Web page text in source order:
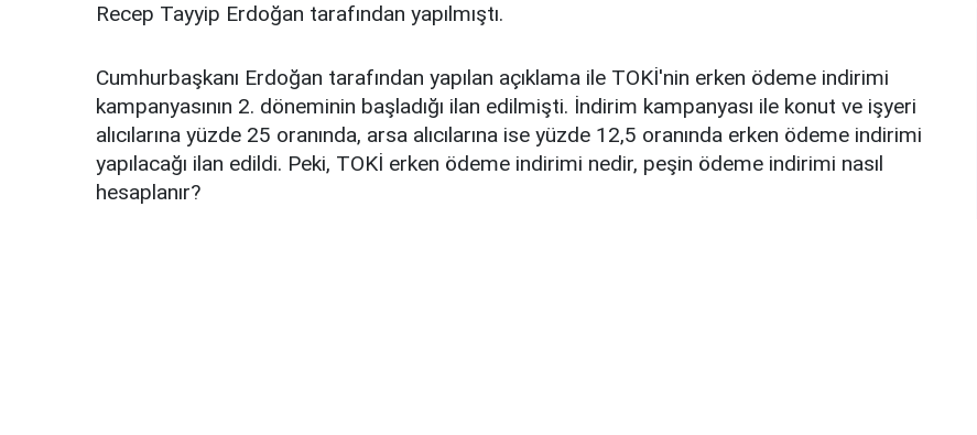
Recep Tayyip Erdoğan tarafından yapılmıştı.
Cumhurbaşkanı Erdoğan tarafından yapılan açıklama ile TOKİ'nin erken ödeme indirimi
kampanyasının 2. döneminin başladığı ilan edilmişti. İndirim kampanyası ile konut ve işyeri
alıcılarına yüzde 25 oranında, arsa alıcılarına ise yüzde 12,5 oranında erken ödeme indirimi
yapılacağı ilan edildi. Peki, TOKİ erken ödeme indirimi nedir, peşin ödeme indirimi nasıl
hesaplanır?